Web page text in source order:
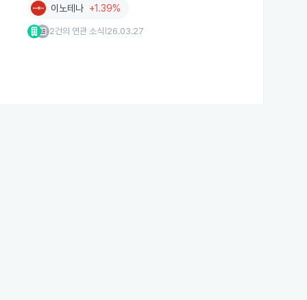
이노테나 +1.39%
2건의 연관 소식 26.03.27